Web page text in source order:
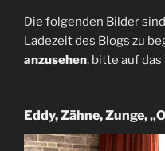
Die folgenden Bilder
Ladezeit des Blogs zu
anzusehen, bitte auf
Eddy, Zähne, Zunge,